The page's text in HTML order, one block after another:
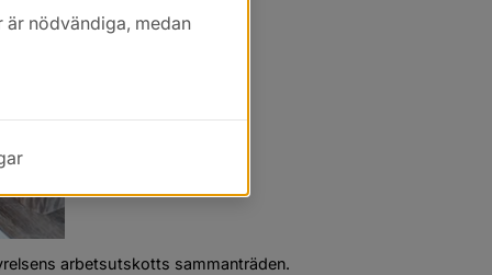
arbetsutskotts sammanträden.
nödvändiga, medan